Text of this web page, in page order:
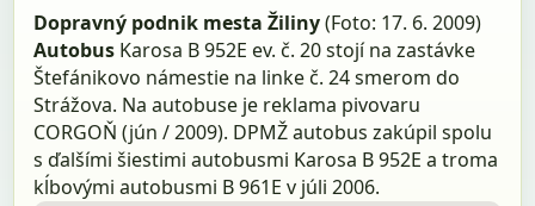
Dopravný podnik mesta Žiliny(Foto: 17. 6. 2009)
Autobus Karosa B 952E ev. č. 20 stojí na zastávke
Štefánikovo námestie na linke č. 24 smerom do
Strážova. Na autobuse je reklama pivovaru
CORGOŇ (jún / 2009). DPMŽ autobus zakúpil spolu
s ďalšími šiestimi autobusmi Karosa B 952E a troma
kĺbovými autobusmi B 961E v júli 2006.